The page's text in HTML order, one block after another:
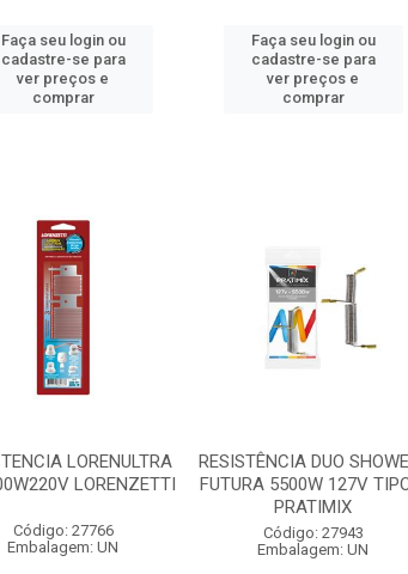
Faça seu login ou
cadastre-se para
ver preços e
comprar
Faça seu login ou
cadastre-se para
ver preços e
comprar
LORENULTRA
LORENZETTI
Código: 27766
Embalagem: UN
RESISTÊNCIA DUO
FUTURA 5500W 127V
PRATIMIX
Código: 27943
Embalagem: UN